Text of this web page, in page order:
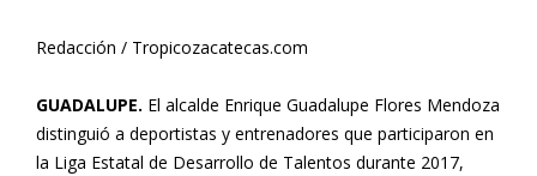
Redacción / Tropicozacatecas.com
GUADALUPE. El alcalde Enrique Guadalupe Flores Mendoza
distinguió a deportistas y entrenadores que participaron en
la Liga Estatal de Desarrollo de Talentos durante 2017,